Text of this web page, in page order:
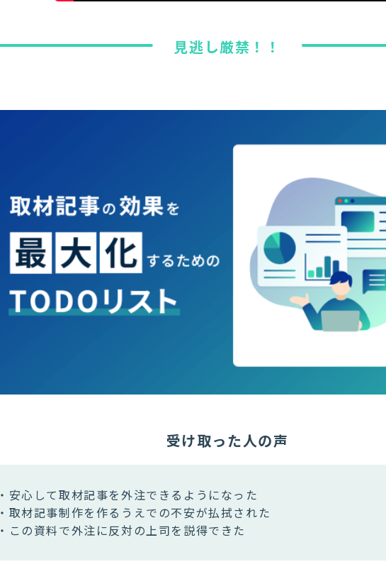
受け取った人の声
・安心して取材記事を外注できるようになった
・取材記事制作を作るうえでの不安が払拭された
・この資料で外注に反対の上司を説得できた